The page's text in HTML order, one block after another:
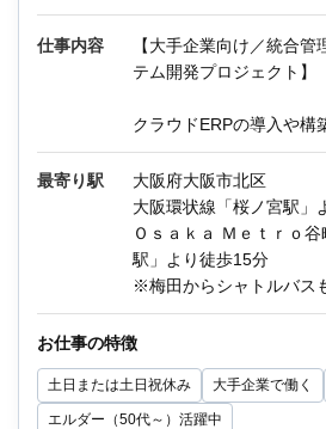
い！
ー＊ー＊ー＊ー＊ー＊ー
＼Q＆A／
A：月10～20時間程度を
Q：職場の年齢層は？
A：20代～40代を中心に
仕事内容
【大手企業向け／統合
テム開発プロジェクト】
クラウドERPの導入や構
等を担当頂きます。
《主な業務内容》
1. 現行調査、詳細設計
2. プログラム製造
3. テスト
言語：Java、PL/SQL、
※OJTあり
最寄り駅
大阪府大阪市北区
大阪環状線「桜ノ宮駅」
Ｏｓａｋａ Ｍｅｔｒｏ
駅」より徒歩15分
※梅田からシャトルバス
お仕事の特徴
土日または土日祝休み 大手企業で働く
エルダー（50代～）活躍中